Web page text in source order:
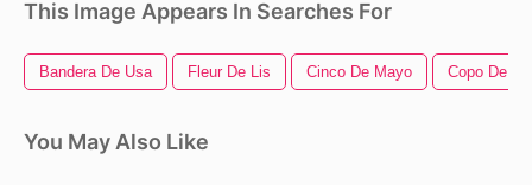
This Image Appears In Searches For
Bandera De Usa Fleur De Lis Cinco De Mayo Copo De
You May Also Like